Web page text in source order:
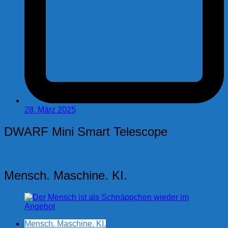
28. März 2025
DWARF Mini Smart Telescope
Mensch. Maschine. KI.
Mensch. Maschine. KI.